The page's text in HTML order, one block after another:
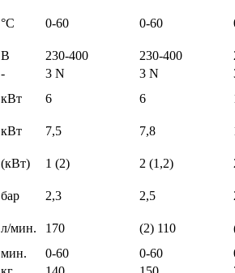
°С 0-60 0-60
В 230-400 230-400
- 3 N 3 N
кВт 6 6
кВт 7,5 7,8
(кВт) 1 (2) 2 (1,2)
бар 2,3 2,5
л/мин. 170 (2) 110
мин. 0-60 0-60